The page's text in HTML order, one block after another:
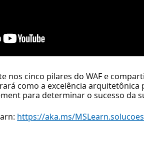
nos cinco pilares do WAF e
como a excelência
para determinar o sucesso da
https://aka.ms/